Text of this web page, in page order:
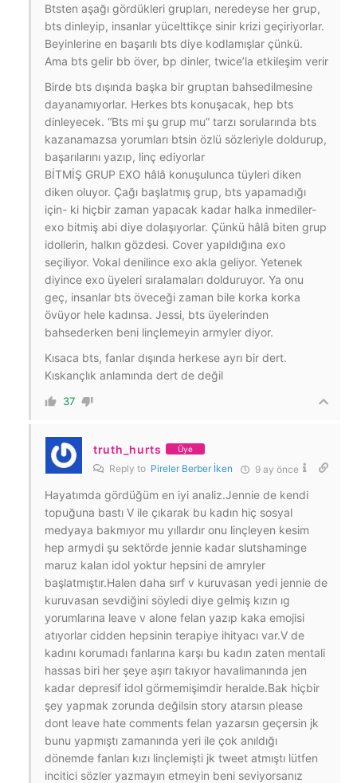
Btsten aşağı gördükleri grupları, neredeyse her grup,
bts dinleyip, insanlar yücelttikçe sinir krizi geçiriyorlar.
Beyinlerine en başarılı bts diye kodlamışlar çünkü.
Ama bts gelir bb över, bp dinler, twice’la etkileşim verir
Birde bts dışında başka bir gruptan bahsedilmesine
dayanamıyorlar. Herkes bts konuşacak, hep bts
dinleyecek. “Bts mi şu grup mu” tarzı sorularında bts
kazanamazsa yorumları btsin özlü sözleriyle doldurup,
başarılarını yazıp, linç ediyorlar
BİTMİŞ GRUP EXO hâlâ konuşulunca tüyleri diken
diken oluyor. Çağı başlatmış grup, bts yapamadığı
için- ki hiçbir zaman yapacak kadar halka inmediler-
exo bitmiş abi diye dolaşıyorlar. Çünkü hâlâ biten grup
idollerin, halkın gözdesi. Cover yapıldığına exo
seçiliyor. Vokal denilince exo akla geliyor. Yetenek
diyince exo üyeleri sıralamaları dolduruyor. Ya onu
geç, insanlar bts öveceği zaman bile korka korka
övüyor hele kadınsa. Jessi, bts üyelerinden
bahsederken beni linçlemeyin armyler diyor.
Kısaca bts, fanlar dışında herkese ayrı bir dert.
Kıskançlık anlamında dert de değil
37
truth_hurts Üye
Reply to Pireler Berber İken 9 ay önce
Hayatımda gördüğüm en iyi analiz.Jennie de kendi
topuğuna bastı V ile çıkarak bu kadın hiç sosyal
medyaya bakmıyor mu yıllardır onu linçleyen kesim
hep armydi şu sektörde jennie kadar slutshaminge
maruz kalan idol yoktur hepsini de amryler
başlatmıştır.Halen daha sırf v kuruvasan yedi jennie de
kuruvasan sevdiğini söyledi diye gelmiş kızın ıg
yorumlarına leave v alone felan yazıp kaka emojisi
atıyorlar cidden hepsinin terapiye ihityacı var.V de
kadını korumadı fanlarına karşı bu kadın zaten mentali
hassas biri her şeye aşırı takıyor havalimanında jen
kadar depresif idol görmemişimdir heralde.Bak hiçbir
şey yapmak zorunda değilsin story atarsın please
dont leave hate comments felan yazarsın geçersin jk
bunu yapmıştı zamanında yeri ile çok anıldığı
dönemde fanları kızı linçlemişti jk tweet atmıştı lütfen
incitici sözler yazmayın etmeyin beni seviyorsanız